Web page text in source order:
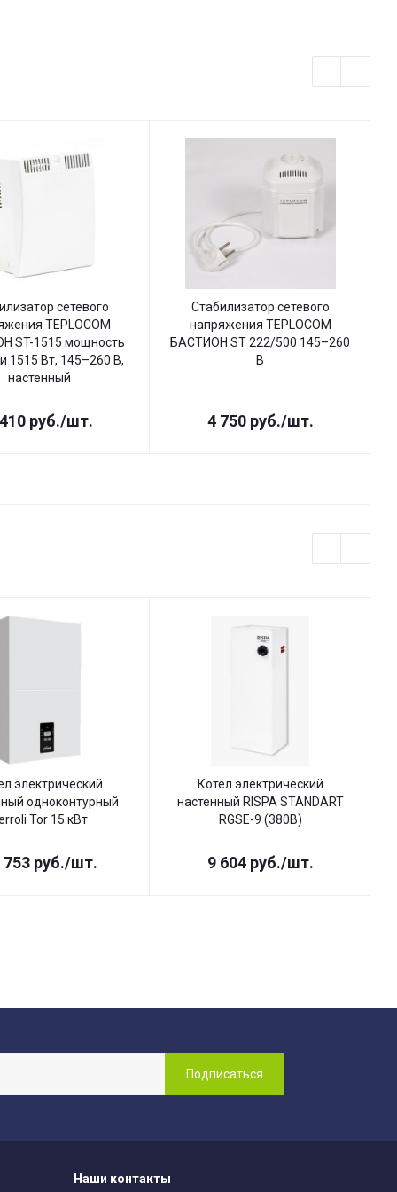
сетевого
TEPLOCOM
ST-1515 мощность
1515 Вт, 145–260 В,
настенный
руб./шт.
Стабилизатор сетевого
напряжения TEPLOCOM
БАСТИОН ST 222/500 145–260
В
4 750руб./шт.
электрический
одноконтурный
Tor 15 кВт
753руб./шт.
Котел электрический
настенный RISPA STANDART
RGSE-9 (380В)
9 604руб./шт.
Наши контакты